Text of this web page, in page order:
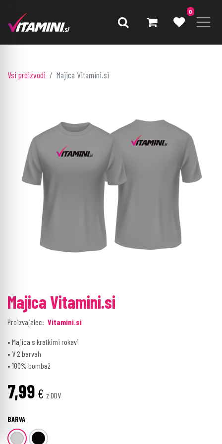
0
Vsi proizvodi Majica Vitamini.si
Majica Vitamini.si
Proizvajalec: Vitamini.si
• Majica s kratkimi rokavi
• V 2 barvah
• 100% bombaž
7,99 € z DDV
BARVA